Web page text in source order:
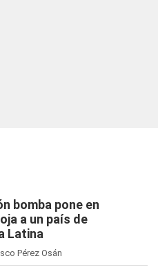
bomba pone en
a un país de
Latina
Pérez Osán